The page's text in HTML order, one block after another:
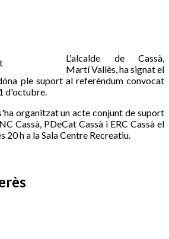
L'alcalde de Cassà,
Martí Vallès, ha signat el
ple suport al referèndum convocat
d'octubre.
organitzat un acte conjunt de suport
Cassà, PDeCat Cassà i ERC Cassà el
20 h a la Sala Centre Recreatiu.